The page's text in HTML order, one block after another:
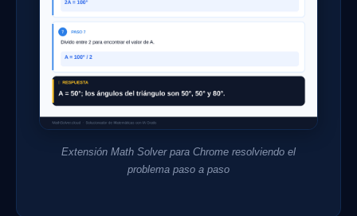
Extensión Math Solver para Chrome resolviendo el
problema paso a paso